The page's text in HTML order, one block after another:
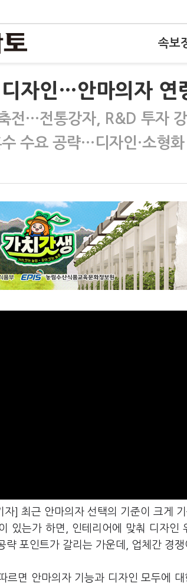
속보
자인…안마의자 연
전…전통강자, R&D 투자
수요 공략…디자인·소형
자] 최근 안마의자 선택의 기준이 크게
있는가 하면, 인테리어에 맞춰 디자인
략 포인트가 갈리는 가운데, 업체간 경
르면 안마의자 기능과 디자인 모두에